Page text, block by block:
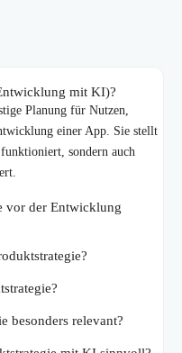
mit KI)?
Planung für Nutzen,
einer App. Sie stellt
sondern auch
vor der Entwicklung
besonders relevant?